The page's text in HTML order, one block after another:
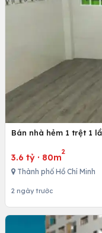
Bán nhà hẻm 1 trệt 1
3.6 tỷ · 80m
2
Thành phố Hồ Chí Minh
2 ngày trước